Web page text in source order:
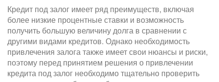
Кредит под залог имеет ряд преимуществ, включая
более низкие процентные ставки и возможность
получить большую величину долга в сравнении с
другими видами кредитов. Однако необходимость
привлечения залога также имеет свои нюансы и риски,
поэтому перед принятием решения о привлечении
кредита под залог необходимо тщательно проверить